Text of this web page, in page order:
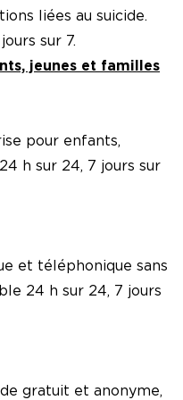
liées au suicide.
sur 7.
jeunes et familles
pour enfants,
h sur 24, 7 jours sur
et téléphonique sans
24 h sur 24, 7 jours
gratuit et anonyme,